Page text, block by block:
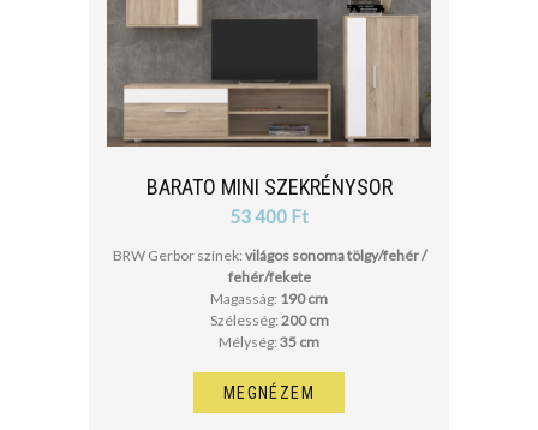
BARATO MINI SZEKRÉNYSOR
53 400 Ft
BRW Gerbor színek: világos sonoma tölgy/fehér /
fehér/fekete
Magasság: 190 cm
Szélesség: 200 cm
Mélység: 35 cm
MEGNÉZEM